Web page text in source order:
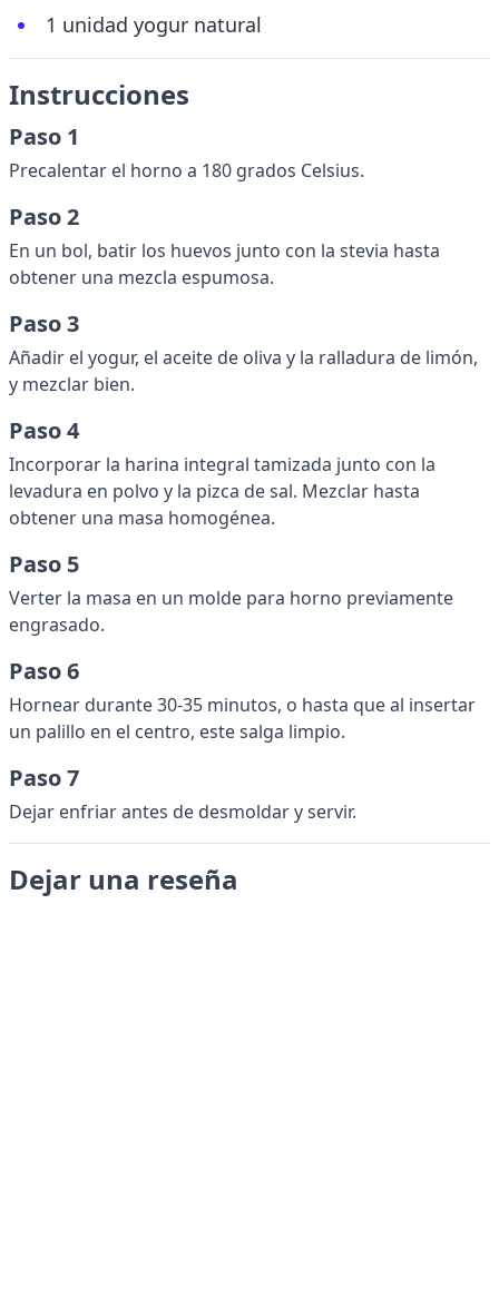
1 unidad yogur natural
Instrucciones
Paso 1
Precalentar el horno a 180 grados Celsius.
Paso 2
En un bol, batir los huevos junto con la stevia hasta
obtener una mezcla espumosa.
Paso 3
Añadir el yogur, el aceite de oliva y la ralladura de limón,
y mezclar bien.
Paso 4
Incorporar la harina integral tamizada junto con la
levadura en polvo y la pizca de sal. Mezclar hasta
obtener una masa homogénea.
Paso 5
Verter la masa en un molde para horno previamente
engrasado.
Paso 6
Hornear durante 30-35 minutos, o hasta que al insertar
un palillo en el centro, este salga limpio.
Paso 7
Dejar enfriar antes de desmoldar y servir.
Dejar una reseña